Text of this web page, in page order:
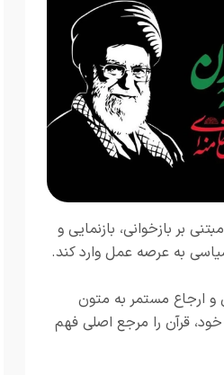
بر بازخوانی، بازنمایی و
به عرصه عمل وارد کند.
ارجاع مستمر به متون
قرآن را مرجع اصلی فهم